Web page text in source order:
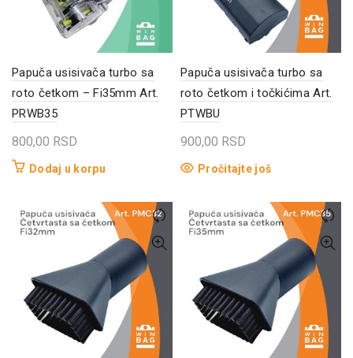
Papuča usisivača turbo sa
roto četkom – Fi35mm Art.
PRWB35
800,00 RSD
Dodaj u korpu
Papuča usisivača turbo sa
roto četkom i točkićima Art.
PTWBU
900,00 RSD
Pročitajte još